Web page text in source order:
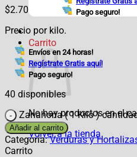
Pago seguro!
Carrito
No hay productos en el
Volver a la tienda
$2.70
Precio por kilo.
Envíos en 24 horas!
Regístrate Gratis aquí!
Pago seguro!
40 disponibles
Zanahoria ( 1 Kilo )
Añadir al carrito
Categoría:Verduras y
Carrito